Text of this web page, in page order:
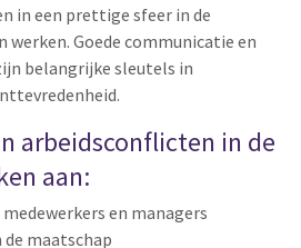
in een prettige sfeer in de
Goede communicatie en
belangrijke sleutels in
arbeidsconflicten in de
aan:
en managers
maatschap